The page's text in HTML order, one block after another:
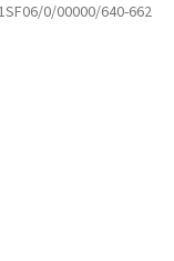
0/00000/640-662